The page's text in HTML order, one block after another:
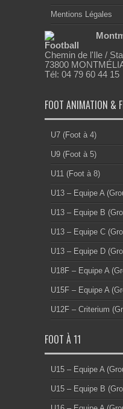
Mentions Légales
Football
Chemin de l'Ile /
73800
Tél: 04 79 60 44 15
FOOT ANIMATION &
U7 (Foot à 4)
U9 (Foot à 5)
U11 (Foot à 8)
U13 – Equipe A
U13 – Equipe B
U13 – Equipe C
U13 – Equipe D
U18F – Equipe A
U15F – Equipe A
U12F – Criterium
FOOT À 11
U15 – Equipe A
U15 – Equipe B